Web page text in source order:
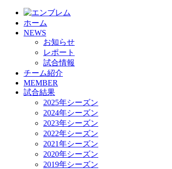
ホーム
NEWS
お知らせ
レポート
試合情報
チーム紹介
MEMBER
試合結果
2025年シーズン
2024年シーズン
2023年シーズン
2022年シーズン
2021年シーズン
2020年シーズン
2019年シーズン
HOME
チーム紹介
選手・スタッフ紹介